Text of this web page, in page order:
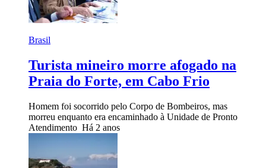
Brasil
Turista mineiro morre afogado na
Praia do Forte, em Cabo Frio
Homem foi socorrido pelo Corpo de Bombeiros, mas
morreu enquanto era encaminhado à Unidade de Pronto
Atendimento Há 2 anos